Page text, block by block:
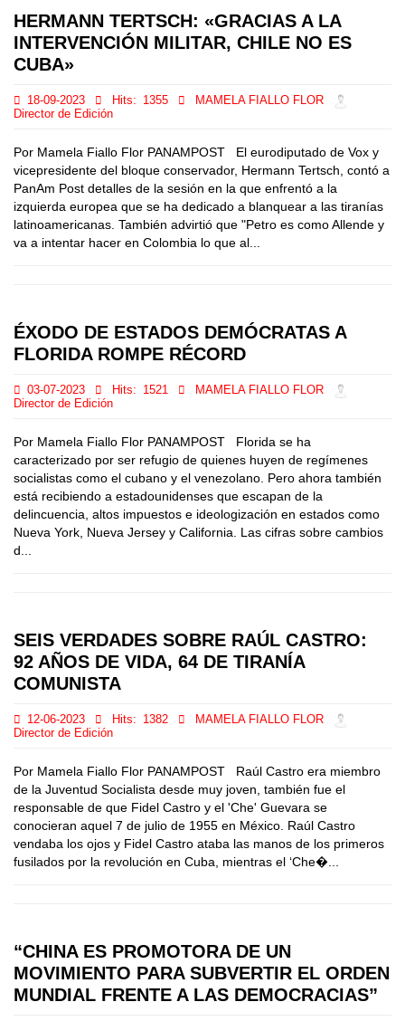
HERMANN TERTSCH: «GRACIAS A LA
INTERVENCIÓN MILITAR, CHILE NO ES
CUBA»
18-09-2023 Hits: 1355
MAMELA FIALLO FLOR
Director de Edición
Por Mamela Fiallo Flor PANAMPOST El eurodiputado de Vox y
vicepresidente del bloque conservador, Hermann Tertsch, contó a
PanAm Post detalles de la sesión en la que enfrentó a la
izquierda europea que se ha dedicado a blanquear a las tiranías
latinoamericanas. También advirtió que "Petro es como Allende y
va a intentar hacer en Colombia lo que al...
ÉXODO DE ESTADOS DEMÓCRATAS A
FLORIDA ROMPE RÉCORD
03-07-2023 Hits: 1521
MAMELA FIALLO FLOR
Director de Edición
Por Mamela Fiallo Flor PANAMPOST Florida se ha
caracterizado por ser refugio de quienes huyen de regímenes
socialistas como el cubano y el venezolano. Pero ahora también
está recibiendo a estadounidenses que escapan de la
delincuencia, altos impuestos e ideologización en estados como
Nueva York, Nueva Jersey y California. Las cifras sobre cambios
d...
SEIS VERDADES SOBRE RAÚL CASTRO:
92 AÑOS DE VIDA, 64 DE TIRANÍA
COMUNISTA
12-06-2023 Hits: 1382
MAMELA FIALLO FLOR
Director de Edición
Por Mamela Fiallo Flor PANAMPOST Raúl Castro era miembro
de la Juventud Socialista desde muy joven, también fue el
responsable de que Fidel Castro y el 'Che' Guevara se
conocieran aquel 7 de julio de 1955 en México. Raúl Castro
vendaba los ojos y Fidel Castro ataba las manos de los primeros
fusilados por la revolución en Cuba, mientras el ‘Che�...
“CHINA ES PROMOTORA DE UN
MOVIMIENTO PARA SUBVERTIR EL ORDEN
MUNDIAL FRENTE A LAS DEMOCRACIAS”